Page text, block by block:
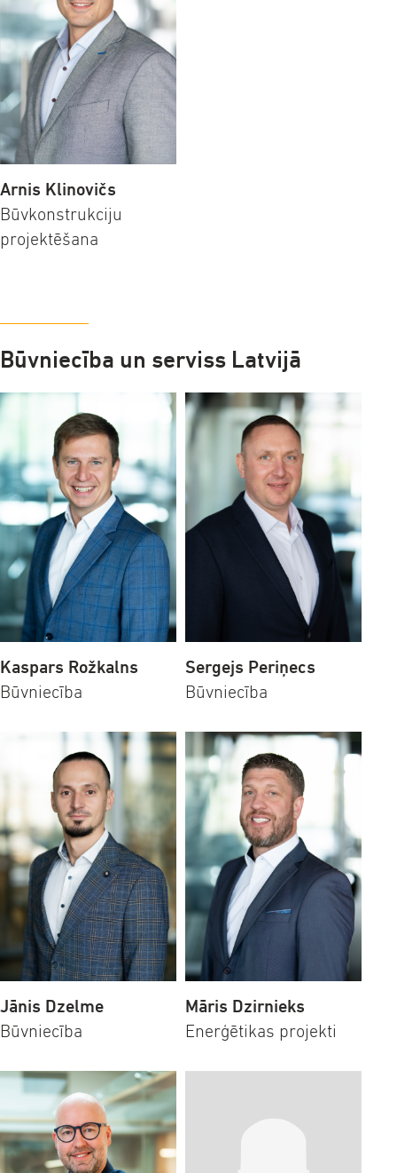
Arnis Klinovičs
Būvkonstrukciju
projektēšana
Būvniecība un serviss Latvijā
Kaspars Rožkalns
Būvniecība
Sergejs Periņecs
Būvniecība
Jānis Dzelme
Būvniecība
Māris Dzirnieks
Enerģētikas projekti